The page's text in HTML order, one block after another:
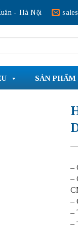
- Hà Nội
SẢN PHẨM
–
–
–
–
–